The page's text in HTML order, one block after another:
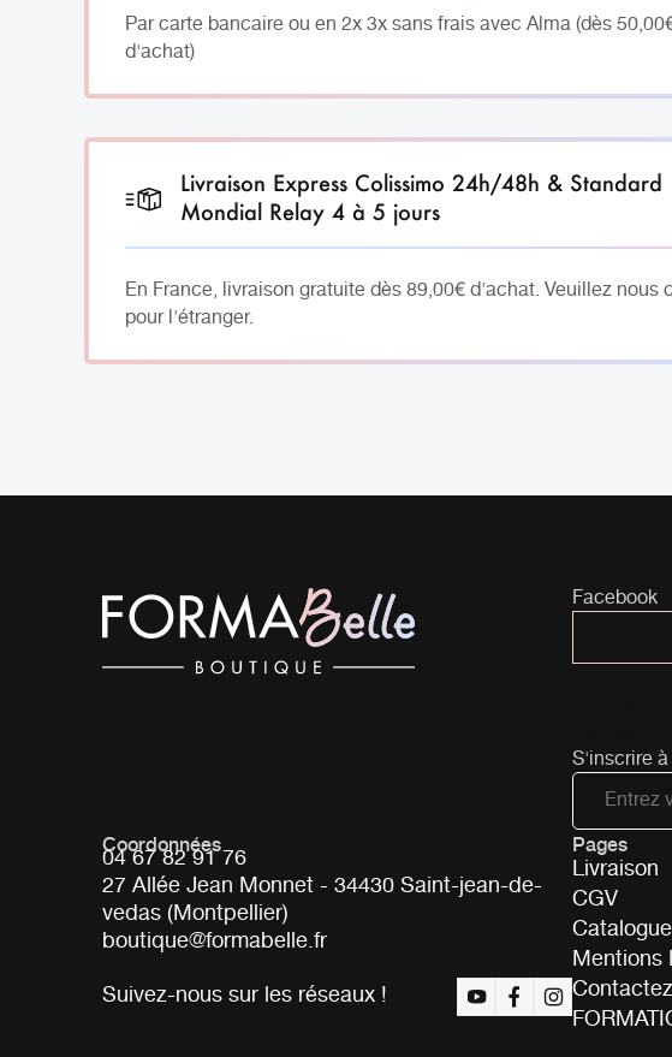
Par carte bancaire ou en 2x 3x sans frais avec Alma (dès
d'achat)
Livraison Express Colissimo 24h/48h & Standard
Mondial Relay 4 à 5 jours
En France, livraison gratuite dès 89,00€ d'achat. Veuillez nous
pour l'étranger.
Facebook
S'inscrire
Coordonnées
04 67 82 91 76
27 Allée Jean Monnet - 34430 Saint-jean-de-
vedas (Montpellier)
boutique@formabelle.fr
Suivez-nous sur les réseaux !
Pages
Livraison
CGV
Mentions